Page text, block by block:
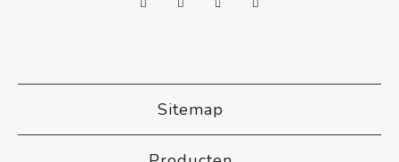
Sitemap